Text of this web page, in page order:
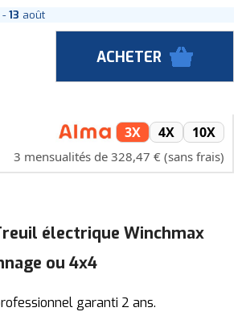
-13 août
3X 4X 10X
3 mensualités de 328,47 € (sans frais)
électrique Winchmax
ou 4x4
garanti 2 ans.